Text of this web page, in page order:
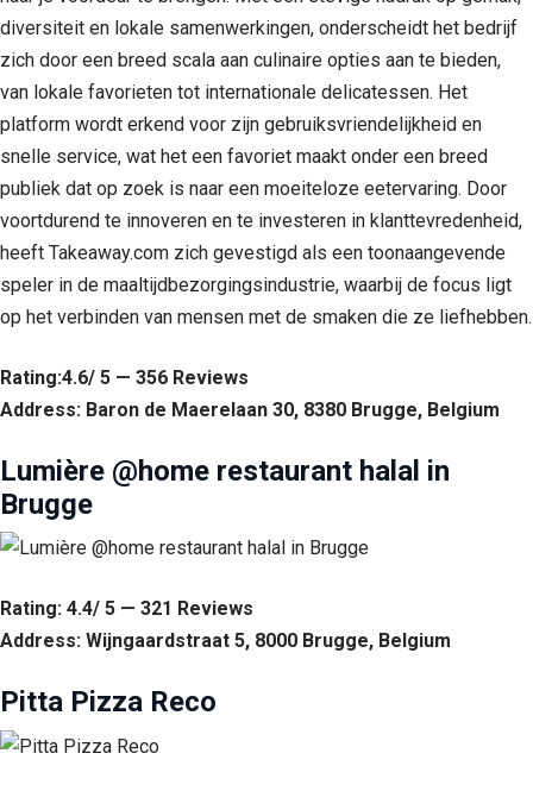
diversiteit en lokale samenwerkingen, onderscheidt het bedrijf
zich door een breed scala aan culinaire opties aan te bieden,
van lokale favorieten tot internationale delicatessen. Het
platform wordt erkend voor zijn gebruiksvriendelijkheid en
snelle service, wat het een favoriet maakt onder een breed
publiek dat op zoek is naar een moeiteloze eetervaring. Door
voortdurend te innoveren en te investeren in klanttevredenheid,
heeft Takeaway.com zich gevestigd als een toonaangevende
speler in de maaltijdbezorgingsindustrie, waarbij de focus ligt
op het verbinden van mensen met de smaken die ze liefhebben.
Rating:4.6/ 5 — 356 Reviews
Address: Baron de Maerelaan 30, 8380 Brugge, Belgium
Lumière @home restaurant halal in
Brugge
Rating: 4.4/ 5 — 321 Reviews
Address: Wijngaardstraat 5, 8000 Brugge, Belgium
Pitta Pizza Reco